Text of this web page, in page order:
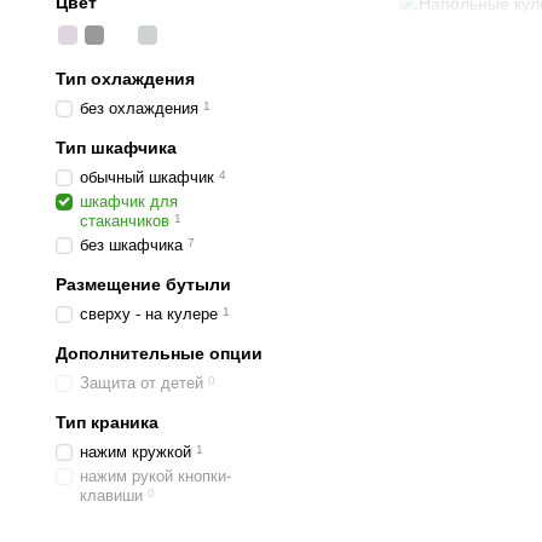
Тип охлаждения
без охлаждения 1
Тип шкафчика
обычный шкафчик 4
шкафчик для
стаканчиков 1
без шкафчика 7
Размещение бутыли
сверху - на кулере 1
Дополнительные опции
Защита от детей 0
Тип краника
нажим кружкой 1
нажим рукой кнопки-
клавиши 0